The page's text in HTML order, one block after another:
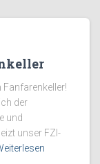
der
und
unser FZI-